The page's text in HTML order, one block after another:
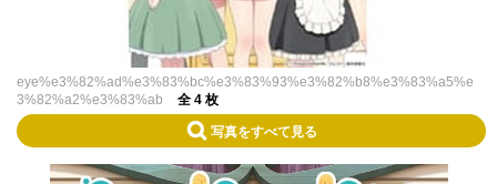
eye%e3%82%ad%e3%83%bc%e3%83%93%e3%82%b8%e3%83%a5%e
3%82%a2%e3%83%ab
全 4 枚
写真をすべて見る